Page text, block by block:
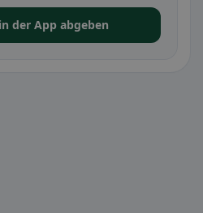
der App abgeben